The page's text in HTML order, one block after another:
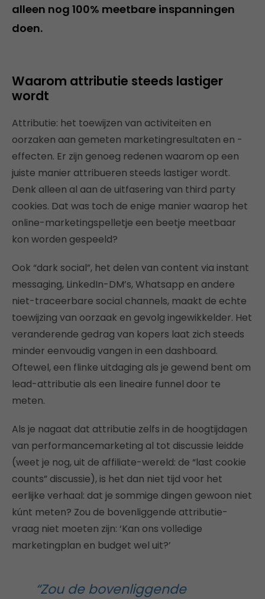
alleen nog 100% meetbare inspanningen
doen.
Waarom attributie steeds lastiger
wordt
Attributie: het toewijzen van activiteiten en
oorzaken aan gemeten marketingresultaten en -
effecten. Er zijn genoeg redenen waarom op een
juiste manier attribueren steeds lastiger wordt.
Denk alleen al aan de uitfasering van third party
cookies. Dat was toch de enige manier waarop het
online-marketingspelletje een beetje meetbaar
kon worden gespeeld?
Ook “dark social”, het delen van content via instant
messaging, LinkedIn-DM’s, Whatsapp en andere
niet-traceerbare social channels, maakt de echte
toewijzing van oorzaak en gevolg ingewikkelder. Het
veranderende gedrag van kopers laat zich steeds
minder eenvoudig vangen in een dashboard.
Oftewel, een flinke uitdaging als je gewend bent om
lead-attributie als een lineaire funnel door te
meten.
Als je nagaat dat attributie zelfs in de hoogtijdagen
van performancemarketing al tot discussie leidde
(weet je nog, uit de affiliate-wereld: de “last cookie
counts” discussie), is het dan niet tijd voor het
eerlijke verhaal: dat je sommige dingen gewoon niet
kúnt meten? Zou de bovenliggende attributie-
vraag niet moeten zijn: ‘Kan ons volledige
marketingplan en budget wel uit?’
“Zou de bovenliggende